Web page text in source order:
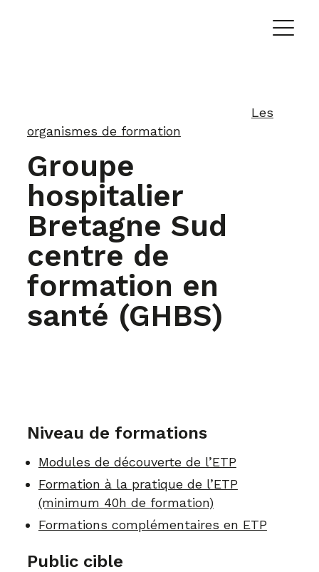
Les
organismes de formation
Groupe
hospitalier
Bretagne Sud
centre de
formation en
santé (GHBS)
Niveau de formations
Modules de découverte de l’ETP
Formation à la pratique de l’ETP
(minimum 40h de formation)
Formations complémentaires en ETP
Public cible